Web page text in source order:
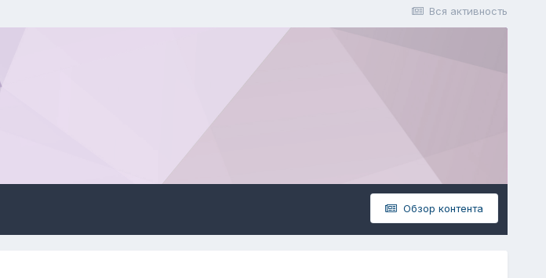
Вся активность
Обзор контента